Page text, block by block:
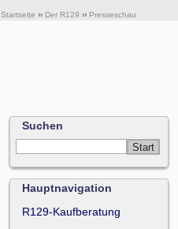
Startseite ›› Der R129 ›› Presseschau
Suchen
Hauptnavigation
R129-Kaufberatung